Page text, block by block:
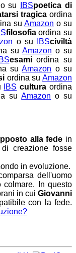
o su IBSpoetica di
tragica ordina
su Amazon o su
filosofia ordina su
o su IBSciviltà
su Amazon o su
IBSesami ordina su
suAmazon o su
ordina suAmazon
IBS cultura ordina
suAmazon o su
alla fede in
creazione fosse
in evoluzione.
dell'uomo
In questo
in cui Giovanni
con la fede.